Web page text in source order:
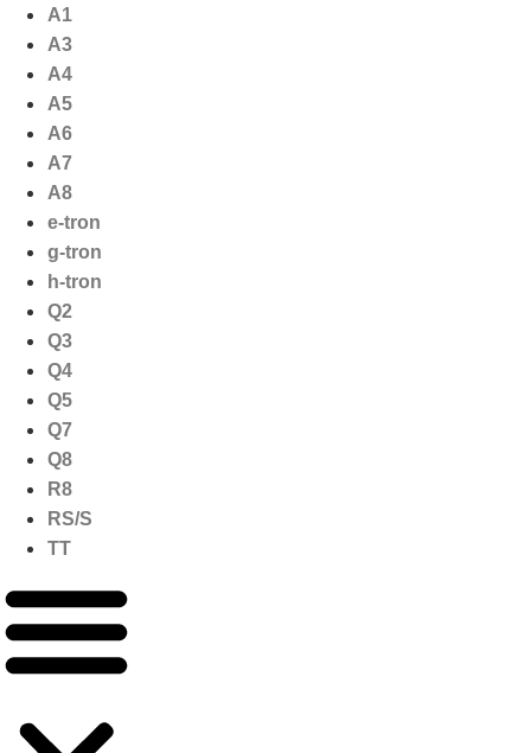
naar
inhoud
A1
A3
A4
A5
A6
A7
A8
e-tron
g-tron
h-tron
Q2
Q3
Q4
Q5
Q7
Q8
R8
RS/S
TT